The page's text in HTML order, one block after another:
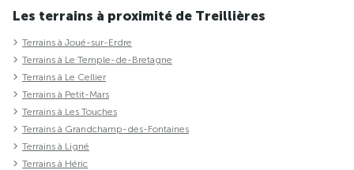
Les terrains à proximité de Treillières
Terrains à Joué-sur-Erdre
Terrains à Le Temple-de-Bretagne
Terrains à Le Cellier
Terrains à Petit-Mars
Terrains à Les Touches
Terrains à Grandchamp-des-Fontaines
Terrains à Ligné
Terrains à Héric